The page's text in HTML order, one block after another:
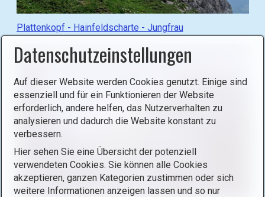
e
n
i
g
t
b
x
)
.
:
e
h
e
z
u
(
g
o
t
o
)
:
Plattenkopf - Hainfeldscharte - Jungfrau
Datenschutzeinstellungen
Auf dieser Website werden Cookies genutzt. Einige sind
essenziell und für ein Funktionieren der Website
erforderlich, andere helfen, das Nutzerverhalten zu
analysieren und dadurch die Website konstant zu
verbessern.
Hier sehen Sie eine Übersicht der potenziell
verwendeten Cookies. Sie können alle Cookies
akzeptieren, ganzen Kategorien zustimmen oder sich
weitere Informationen anzeigen lassen und so nur